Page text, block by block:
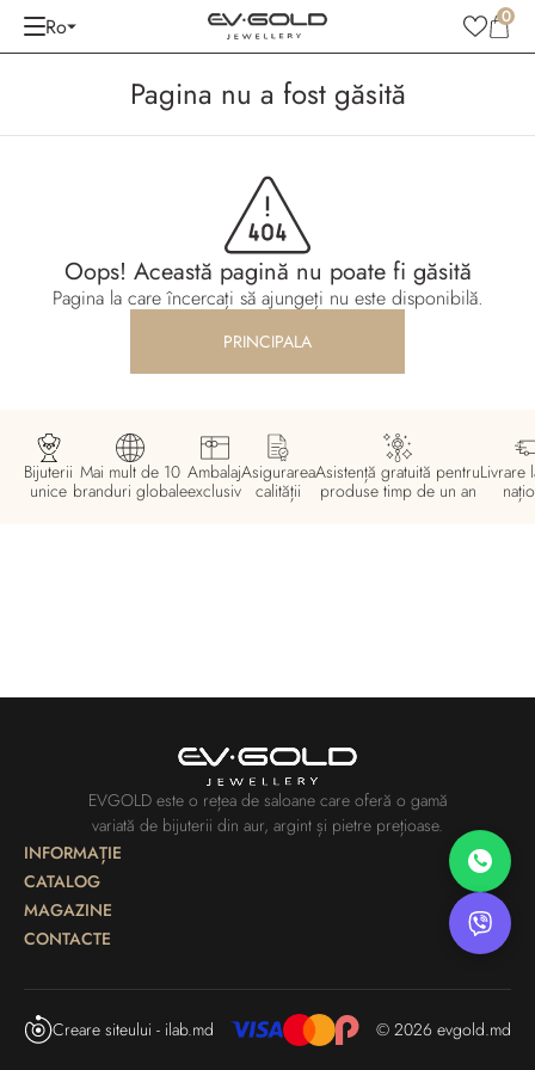
Ro 0
Pagina nu a fost găsită
Oops! Această pagină nu poate fi găsită
Pagina la care încercați să ajungeți nu este disponibilă.
PRINCIPALA
Bijuterii
unice
Mai mult de 10
branduri globale
Ambalaj
exclusiv
Asigurarea
calității
Asistență gratuită pentru
produse timp de un an
Livrare
EVGOLD este o rețea de saloane care oferă o gamă
variată de bijuterii din aur, argint și pietre prețioase.
INFORMAȚIE
CATALOG
MAGAZINE
CONTACTE
Creare siteului - ilab.md © 2026 evgold.md